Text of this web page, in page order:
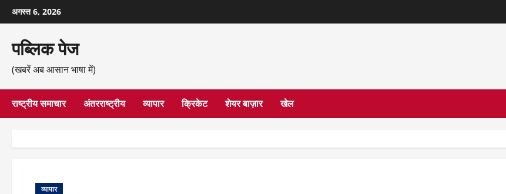
छोड़कर
सामग्री
अगस्त 6, 2026
पब्लिक पेज
(खबरें अब आसान भाषा में)
राष्ट्रीय समाचार अंतरराष्ट्रीय व्यापार क्रिकेट शेयर बाज़ार खेल
व्यापार